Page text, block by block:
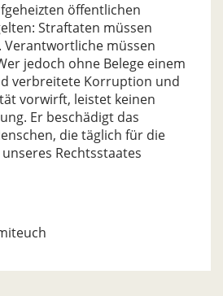
öffentlichen
Straftaten müssen
müssen
jedoch ohne Belege einem
verbreitete Korruption und
vorwirft, leistet keinen
Er beschädigt das
die täglich für die
Rechtsstaates